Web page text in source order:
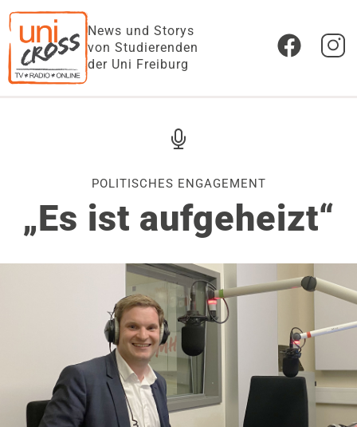
News und Storys
von Studierenden
der Uni Freiburg
POLITISCHES ENGAGEMENT
„Es ist aufgeheizt“